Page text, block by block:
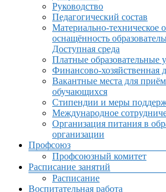
Руководство
Педагогический состав
Материально-техническое
оснащённость
Доступная среда
Платные образовательные
Финансово-хозяйственная
Вакантные места для
обучающихся
Стипендии и меры
Международное
Организация питания в
организации
Профсоюз
Профсоюзный комитет
Расписание занятий
Расписание
Воспитательная работа